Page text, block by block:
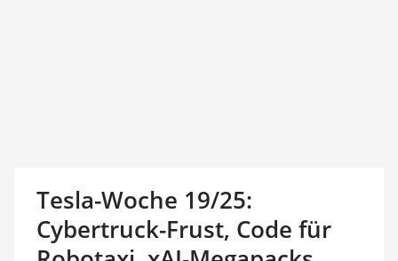
Tesla-Woche 19/25:
Cybertruck-Frust, Code für